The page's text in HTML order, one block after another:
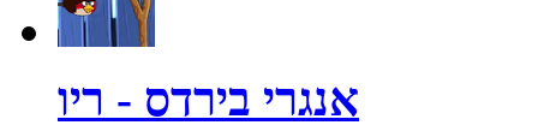
אנגרי בירדס - ריו